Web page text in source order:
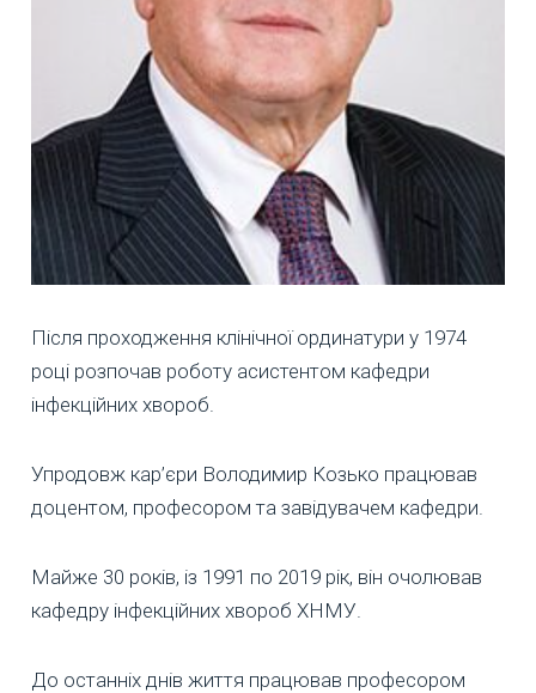
Після проходження клінічної ординатури у 1974
році розпочав роботу асистентом кафедри
інфекційних хвороб.
Упродовж кар’єри Володимир Козько працював
доцентом, професором та завідувачем кафедри.
Майже 30 років, із 1991 по 2019 рік, він очолював
кафедру інфекційних хвороб ХНМУ.
До останніх днів життя працював професором